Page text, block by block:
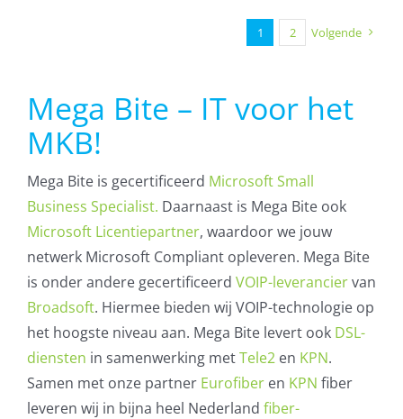
1 2 Volgende
Mega Bite – IT voor het
MKB!
Mega Bite is gecertificeerd Microsoft Small
Business Specialist. Daarnaast is Mega Bite ook
Microsoft Licentiepartner, waardoor we jouw
netwerk Microsoft Compliant opleveren. Mega Bite
is onder andere gecertificeerd VOIP-leveranciervan
Broadsoft. Hiermee bieden wij VOIP-technologie op
het hoogste niveau aan. Mega Bite levert ook DSL-
diensten in samenwerking metTele2en KPN.
Samen met onze partner Eurofiberen KPN fiber
leveren wij in bijna heel Nederland fiber-